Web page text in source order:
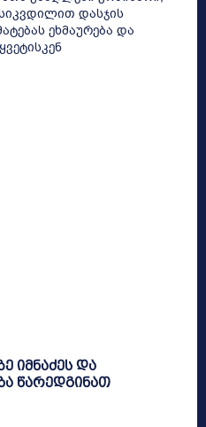
დასჯის
ეხმაურება და
იმნაძეს და
წარედგინათ